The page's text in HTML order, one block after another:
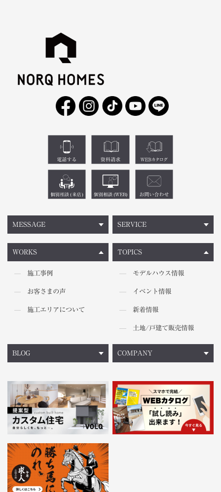
MESSAGE
WORKS
施工事例
お客さまの声
施工エリアについて
TOPICS
モデルハウス情報
イベント情報
新着情報
土地/戸建て販売情報
SERVICE
BLOG COMPANY